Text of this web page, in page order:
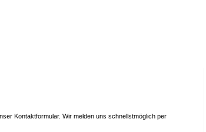
Kontaktformular. Wir melden uns schnellstmöglich per